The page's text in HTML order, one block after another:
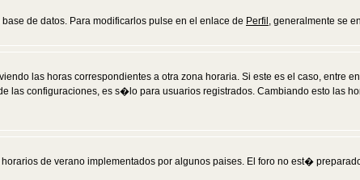
de datos. Para modificarlos pulse en el enlace de Perfil , generalmente se
las horas correspondientes a otra zona horaria. Si este es el caso, entre
las configuraciones, es s�lo para usuarios registrados. Cambiando esto las
de verano implementados por algunos paises. El foro no est�